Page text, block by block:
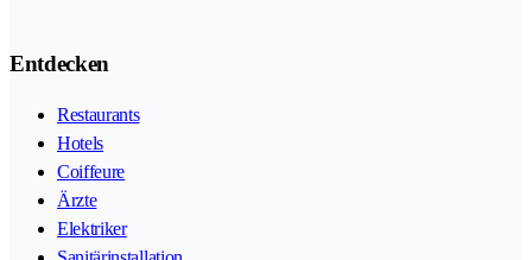
Entdecken
Restaurants
Hotels
Coiffeure
Ärzte
Elektriker